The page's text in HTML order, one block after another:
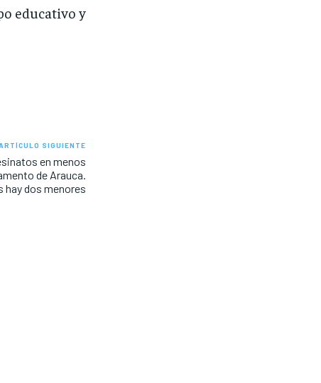
educativo y
SIGUIENTE
en menos
de Arauca.
hay dos menores